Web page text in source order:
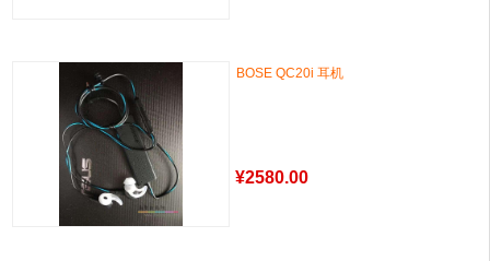
BOSE QC20i 耳机
¥2580.00